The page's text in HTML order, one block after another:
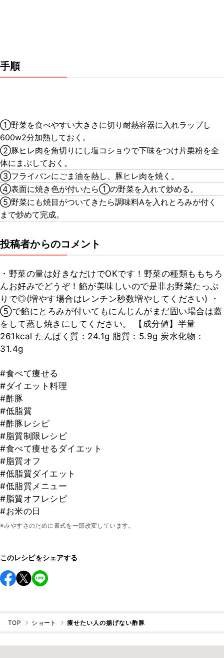
手順
①野菜を食べやすい大きさに切り耐熱容器に入れラップし
600w2分加熱しておく。
②豚ヒレ肉を角切りにし塩コショウで下味をつけ片栗粉を全
体にまぶしておく。
③フライパンにごま油を熱し、豚ヒレ肉を焼く。
④表面に焼き色が付いたら①の野菜を入れて炒める。
⑤野菜にも焼目がついてきたら調味料Aを入れとろみが付く
まで炒めて完成。
投稿者からのコメント
・野菜の量は好きなだけでOKです！野菜の種類ももちろ
んお好みでどうぞ！餡が美味しいので是非お野菜たっぷ
りで◎(増やす場合はレンチン秒数増やしてください) ・
⑤で餡にとろみが付いてもにんじんがまだ固い場合は蓋
をして蒸し焼きにしてください。 【成分値】半量
261kcal たんぱく質：24.1g 脂質：5.9g 炭水化物：
31.4g
#食べて痩せる
#ダイエット料理
#酢豚
#低脂質
#酢豚レシピ
#脂質制限レシピ
#食べて痩せるダイエット
#脂質オフ
#低脂質ダイエット
#低脂質メニュー
#脂質オフレシピ
#お米の日
※みやすさのために書式を一部改変しています。
このレシピをシェアする
TOP ショート 痩せたい人の揚げない酢豚